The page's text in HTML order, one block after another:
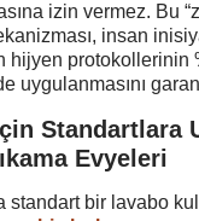
izin vermez. Bu
insan
hijyen protokollerinin
uygulanmasını
Standartlara
Evyeleri
standart bir lavabo